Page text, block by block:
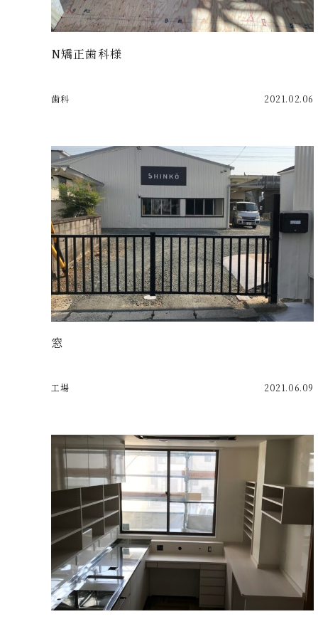
N矯正歯科様
歯科 2021.02.06
窓
工場 2021.06.09